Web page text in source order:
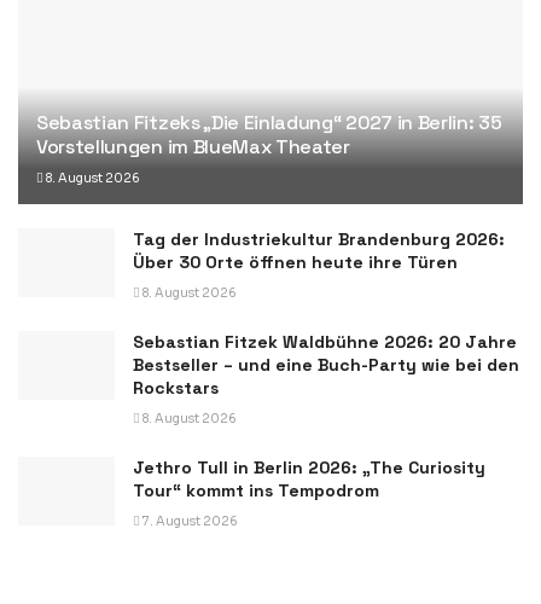
Sebastian Fitzeks „Die Einladung“ 2027 in Berlin: 35
Vorstellungen im BlueMax Theater
8. August 2026
Tag der Industriekultur Brandenburg 2026:
Über 30 Orte öffnen heute ihre Türen
8. August 2026
Sebastian Fitzek Waldbühne 2026: 20 Jahre
Bestseller – und eine Buch-Party wie bei den
Rockstars
8. August 2026
Jethro Tull in Berlin 2026: „The Curiosity
Tour“ kommt ins Tempodrom
7. August 2026